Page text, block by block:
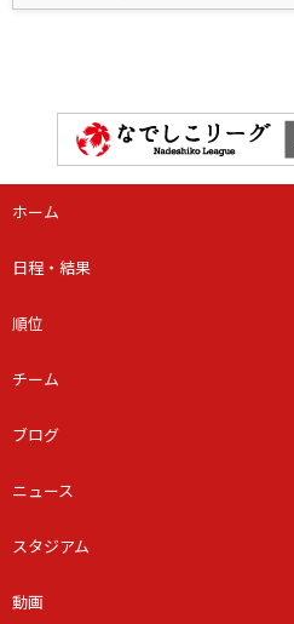
ホーム
日程・結果
順位
チーム
ブログ
ニュース
スタジアム
動画